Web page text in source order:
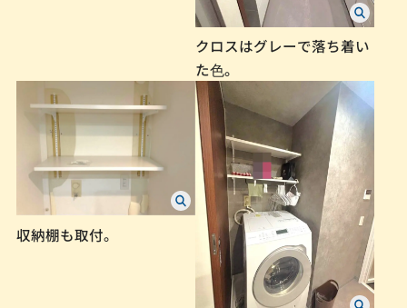
クロスはグレーで落ち着い
た⾊。
収納棚も取付。